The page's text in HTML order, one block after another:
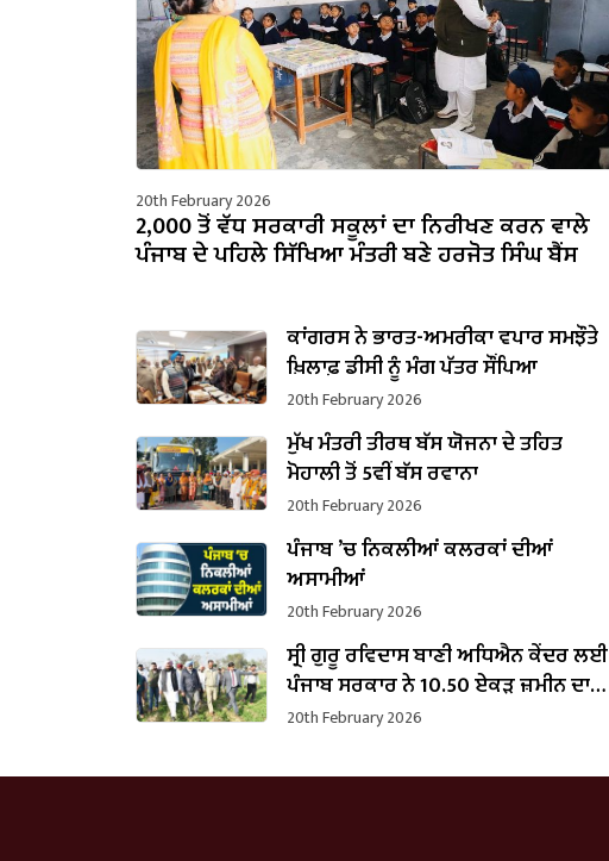
20th February 2026
2,000 ਤੋਂ ਵੱਧ ਸਰਕਾਰੀ ਸਕੂਲਾਂ ਦਾ ਨਿਰੀਖਣ ਕਰਨ ਵਾਲੇ
ਪੰਜਾਬ ਦੇ ਪਹਿਲੇ ਸਿੱਖਿਆ ਮੰਤਰੀ ਬਣੇ ਹਰਜੋਤ ਸਿੰਘ ਬੈਂਸ
ਕਾਂਗਰਸ ਨੇ ਭਾਰਤ-ਅਮਰੀਕਾ ਵਪਾਰ ਸਮਝੌਤੇ
ਖ਼ਿਲਾਫ਼ ਡੀਸੀ ਨੂੰ ਮੰਗ ਪੱਤਰ ਸੌਂਪਿਆ
20th February 2026
ਮੁੱਖ ਮੰਤਰੀ ਤੀਰਥ ਬੱਸ ਯੋਜਨਾ ਦੇ ਤਹਿਤ
ਮੋਹਾਲੀ ਤੋਂ 5ਵੀਂ ਬੱਸ ਰਵਾਨਾ
20th February 2026
ਪੰਜਾਬ ’ਚ ਨਿਕਲੀਆਂ ਕਲਰਕਾਂ ਦੀਆਂ
ਅਸਾਮੀਆਂ
20th February 2026
ਸ੍ਰੀ ਗੁਰੂ ਰਵਿਦਾਸ ਬਾਣੀ ਅਧਿਐਨ ਕੇਂਦਰ ਲਈ
ਪੰਜਾਬ ਸਰਕਾਰ ਨੇ 10.50 ਏਕੜ ਜ਼ਮੀਨ ਦਾ
ਕਬਜ਼ਾ ਲਿਆ
20th February 2026